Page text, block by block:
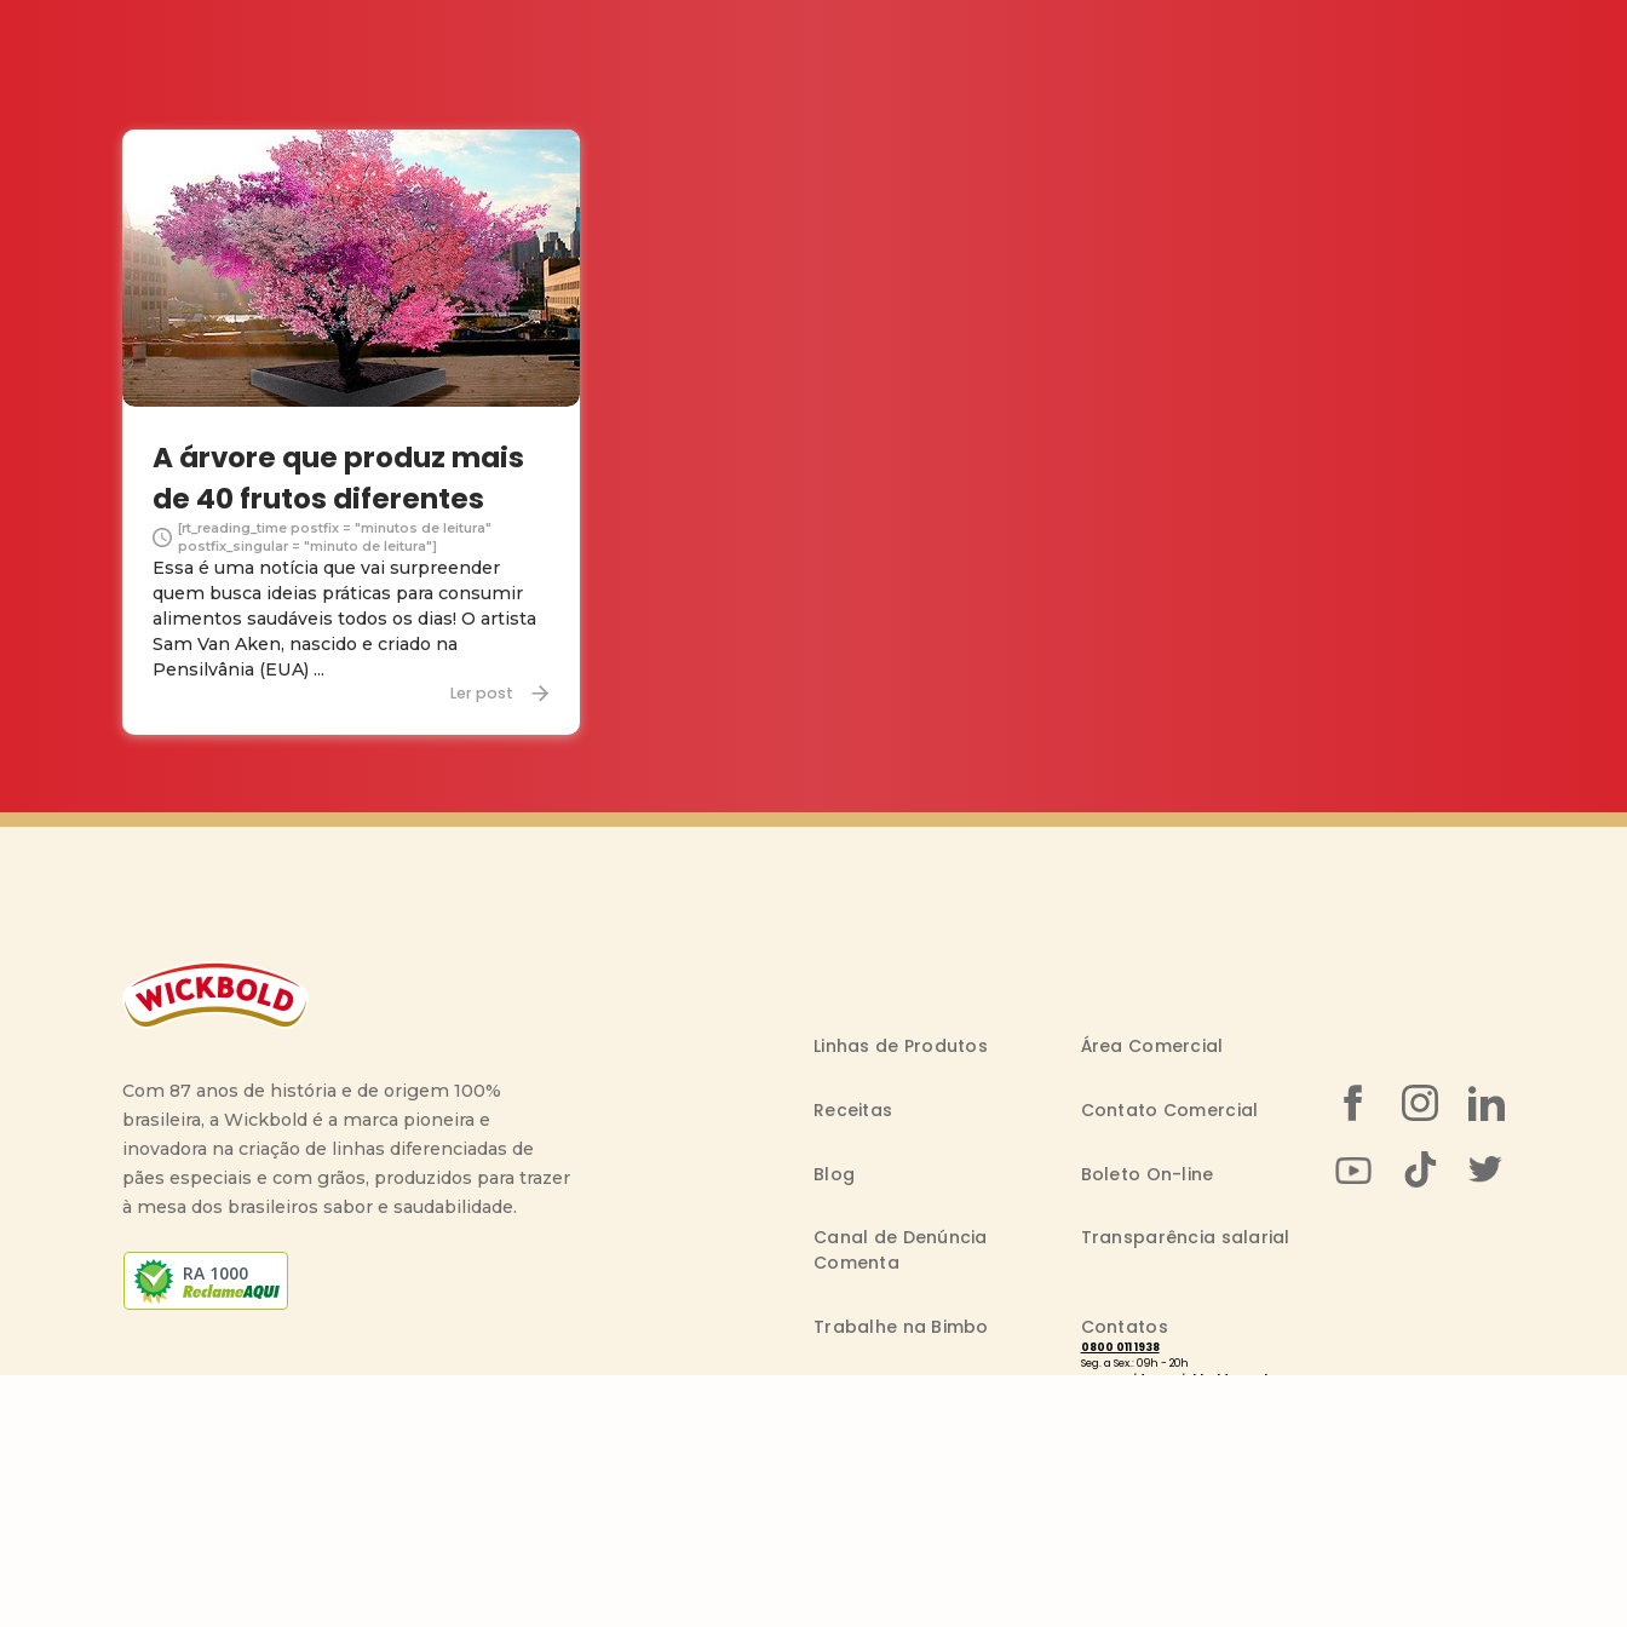
A árvore que produz mais
de 40 frutos diferentes
[rt_reading_time postfix = "minutos de leitura"
postfix_singular = "minuto de leitura"]
Essa é uma notícia que vai surpreender
quem busca ideias práticas para consumir
alimentos saudáveis todos os dias! O artista
Sam Van Aken, nascido e criado na
Pensilvânia (EUA) ...
Ler post
Com 87 anos de história e de origem 100%
brasileira, a Wickbold é a marca pioneira e
inovadora na criação de linhas diferenciadas de
pães especiais e com grãos, produzidos para trazer
à mesa dos brasileiros sabor e saudabilidade.
RA 1000
Linhas de Produtos Área Comercial
Receitas Contato Comercial
Blog Boleto On-line
Canal de Denúncia
Comenta
Transparência salarial
Trabalhe na Bimbo Contatos
0800 011 1938
Seg. a Sex.: 09h - 20h
consumidor@wickbold.com.br